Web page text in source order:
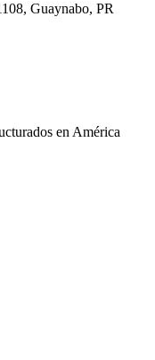
Guaynabo, PR
en América